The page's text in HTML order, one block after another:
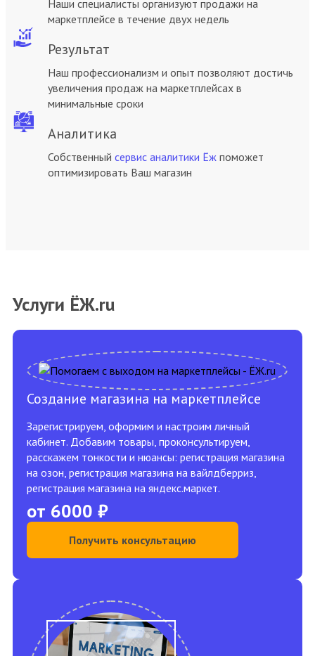
Наши специалисты организуют продажи на
маркетплейсе в течение двух недель
Результат
Наш профессионализм и опыт позволяют достичь
увеличения продаж на маркетплейсах в
минимальные сроки
Аналитика
Собственный сервис аналитики Ёж поможет
оптимизировать Ваш магазин
Услуги ЁЖ.ru
Создание магазина на маркетплейсе
Зарегистрируем, оформим и настроим личный
кабинет. Добавим товары, проконсультируем,
расскажем тонкости и нюансы: регистрация магазина
на озон, регистрация магазина на вайлдберриз,
регистрация магазина на яндекс.маркет.
от 6000 ₽
Получить консультацию